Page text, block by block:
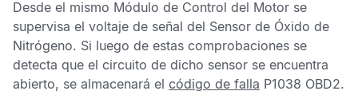
Desde el mismo Módulo de Control del Motor se
supervisa el voltaje de señal del Sensor de Óxido de
Nitrógeno. Si luego de estas comprobaciones se
detecta que el circuito de dicho sensor se encuentra
abierto, se almacenará el código de falla P1038 OBD2.